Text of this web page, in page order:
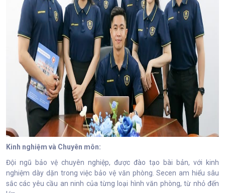
Kinh nghiệm và Chuyên môn:
Đội ngũ bảo vệ chuyên nghiệp, được đào tạo bài bản, với kinh
nghiệm dày dặn trong việc bảo vệ văn phòng. Secen am hiểu sâu
sắc các yêu cầu an ninh của từng loại hình văn phòng, từ nhỏ đến